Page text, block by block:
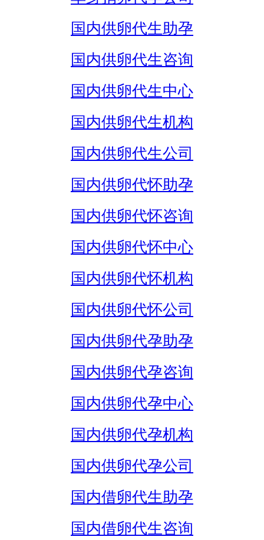
国内供卵代生助孕
国内供卵代生咨询
国内供卵代生中心
国内供卵代生机构
国内供卵代生公司
国内供卵代怀助孕
国内供卵代怀咨询
国内供卵代怀中心
国内供卵代怀机构
国内供卵代怀公司
国内供卵代孕助孕
国内供卵代孕咨询
国内供卵代孕中心
国内供卵代孕机构
国内供卵代孕公司
国内借卵代生助孕
国内借卵代生咨询